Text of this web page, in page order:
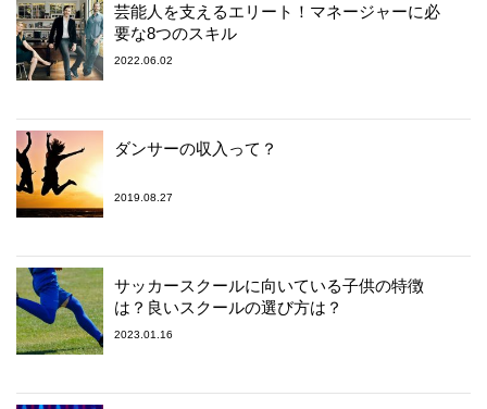
芸能人を支えるエリート！マネージャーに必
要な8つのスキル
2022.06.02
ダンサーの収入って？
2019.08.27
サッカースクールに向いている子供の特徴
は？良いスクールの選び方は？
2023.01.16